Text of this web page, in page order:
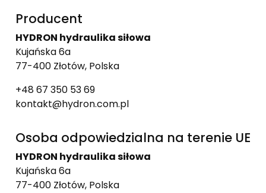
Producent
HYDRON hydraulika siłowa
Kujańska 6a
77-400 Złotów, Polska
+48 67 350 53 69
kontakt@hydron.com.pl
Osoba odpowiedzialna na terenie UE
HYDRON hydraulika siłowa
Kujańska 6a
77-400 Złotów, Polska